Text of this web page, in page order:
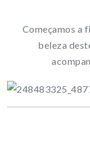
Começamos a
beleza